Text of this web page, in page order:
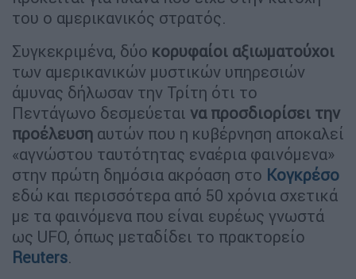
του ο αμερικανικός στρατός.
Συγκεκριμένα, δύο κορυφαίοι αξιωματούχοι
των αμερικανικών μυστικών υπηρεσιών
άμυνας δήλωσαν την Τρίτη ότι το
Πεντάγωνο δεσμεύεται να προσδιορίσει την
προέλευση αυτών που η κυβέρνηση αποκαλεί
«αγνώστου ταυτότητας εναέρια φαινόμενα»
στην πρώτη δημόσια ακρόαση στο Κογκρέσο
εδώ και περισσότερα από 50 χρόνια σχετικά
με τα φαινόμενα που είναι ευρέως γνωστά
ως UFO, όπως μεταδίδει το πρακτορείο
Reuters.